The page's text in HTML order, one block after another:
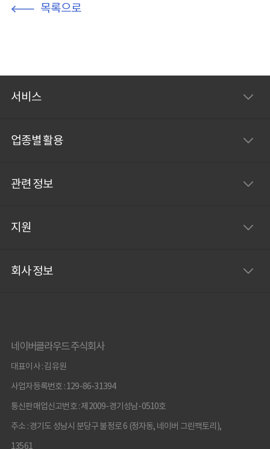
목록으로
서비스
업종별 활용
관련 정보
지원
회사 정보
네이버클라우드 주식회사
대표이사 : 김유원
사업자등록번호 : 129-86-31394
통신판매업신고번호 : 제2009-경기성남-0510호
주소 : 경기도 성남시 분당구 불정로 6 (정자동, 네이버 그린팩토리),
13561